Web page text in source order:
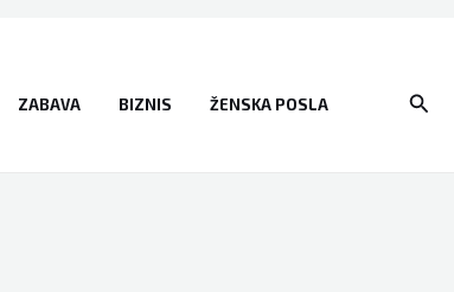
ZABAVA BIZNIS ŽENSKA POSLA